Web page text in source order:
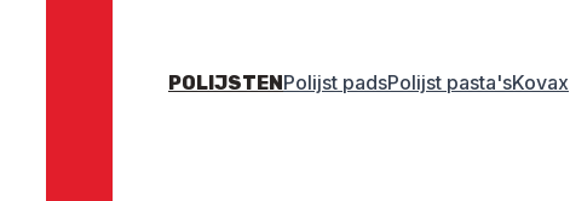
POLIJSTENPolijst padsPolijst pasta'sKovax